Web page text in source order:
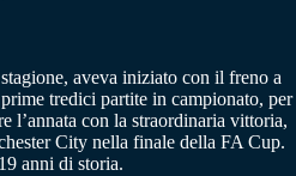
stagione, aveva iniziato con il freno a
tredici partite in campionato, per
l’annata con la straordinaria vittoria,
City nella finale della FA Cup.
anni di storia.